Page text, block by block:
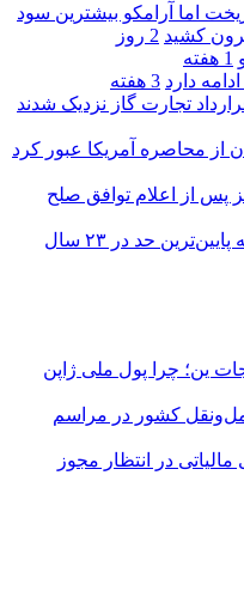
اما آرامکو بیشترین سود
کشید 2 روز
1 هفته
دارد 3 هفته
تجارت گاز نزدیک شدند
پس از اعلام توافق صلح
ذخایر نفت کشورهای ثروتمند به پایین‌ترین حد در ۲۳ سال
ین؛ چرا پول ملی ژاپن
کشور در مراسم
در انتظار مجوز